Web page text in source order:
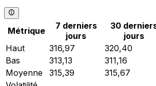
Métrique
7 derniers
jours
30
jours
Haut
316,97 320,40
Bas
313,13 311,16
Moyenne
315,39 315,67